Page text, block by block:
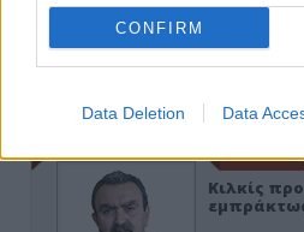
CONFIRM
Data Deletion Data
Εδώ
26-07-2026 -
Κιλκίς